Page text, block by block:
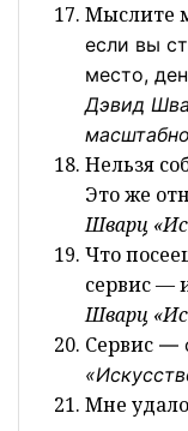
Мыслите
если вы
место,
Дэвид
Нельзя
Это же
Шварц
Что
сервис —
Шварц
Сервис —
Мне